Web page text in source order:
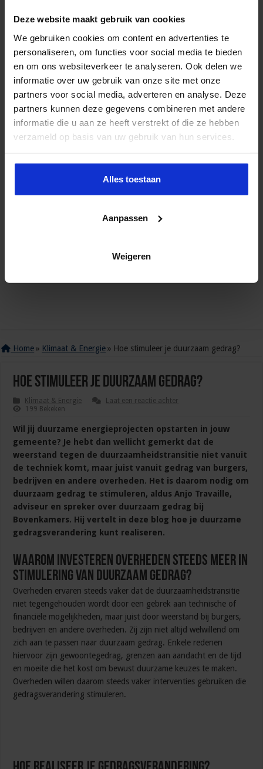
Deze website maakt gebruik van cookies
We gebruiken cookies om content en advertenties te
personaliseren, om functies voor social media te bieden
en om ons websiteverkeer te analyseren. Ook delen we
informatie over uw gebruik van onze site met onze
partners voor social media, adverteren en analyse. Deze
partners kunnen deze gegevens combineren met andere
informatie die u aan ze heeft verstrekt of die ze hebben
verzameld op basis van uw gebruik van hun services.
Alles toestaan
Aanpassen
Weigeren
Home » Klimaat & Energie » Hoe stimuleer je duurzaam gedrag?
Hoe stimuleer je duurzaam gedrag?
Klimaat & Energie
Laat een reactie achter
199 Bekeken
Wil jij duurzame energieprojecten opstarten in jouw
gemeente? Je hebt dan wellicht gemerkt dat de
weerstand tegen de duurzaamheidstransitie niet vanuit
de techniek komt, maar juist vanuit gedrag van burgers,
bedrijven en andere overheden. Het is daarom nodig om
duurzaam gedrag te stimuleren, aldus Anjo Travaille,
adviseur en spreker over duurzaam gedrag bij
Bovenkamers. Hij vertelt in deze blog hoe je duurzame
gedragsverandering kunt realiseren.
Waarom investeren overheden steeds meer in
stimulering van duurzaam gedrag?
Overheden ervaren steeds vaker dat de duurzaamheidstransitie
niet tegengehouden wordt door een gebrek aan technische of
financiële mogelijkheden, maar juist door weerstand bij burgers,
bedrijven en andere overheden. Zij zijn niet altijd welwillend om
zich aan te passen naar duurzaam gedrag. Enkele redenen
hiervoor zijn gewoontegedrag, grenzen aan aandacht en de tijd
en moeite die het kost om bewust duurzame keuzes te maken.
Overheden willen daarom steeds vaker interventies gebruiken die
gedragsverandering stimuleren.